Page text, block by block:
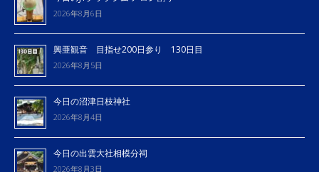
2026年8月6日
興亜観音 目指せ200日参り 130日目
2026年8月5日
今日の沼津日枝神社
2026年8月4日
今日の出雲大社相模分祠
2026年8月3日